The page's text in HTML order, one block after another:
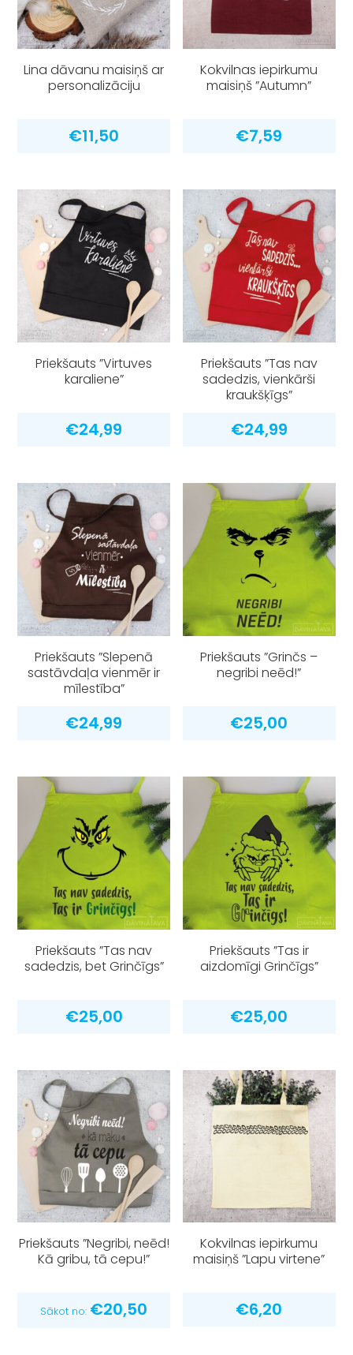
Lina dāvanu maisiņš ar
personalizāciju
€11,50
Kokvilnas iepirkumu
maisiņš ”Autumn”
€7,59
Priekšauts ”Virtuves
karaliene”
€24,99
Priekšauts ”Tas nav
sadedzis, vienkārši
kraukšķīgs”
€24,99
Priekšauts ”Slepenā
sastāvdaļa vienmēr ir
mīlestība”
€24,99
Priekšauts ”Grinčs –
negribi neēd!”
€25,00
Priekšauts ”Tas nav
sadedzis, bet Grinčīgs”
€25,00
Priekšauts ”Tas ir
aizdomīgi Grinčīgs”
€25,00
Priekšauts ”Negribi, neēd!
Kā gribu, tā cepu!”
Sākot no: €20,50
Kokvilnas iepirkumu
maisiņš ”Lapu virtene”
€6,20